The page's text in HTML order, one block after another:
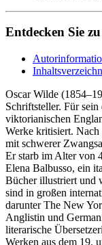
Entdecken Sie
Oscar Wilde
Schriftsteller. Für
viktorianischen
Werke kritisiert. Nach
mit schwerer
Er starb im Alter von
Elena Balbusso, ein
Bücher illustriert und
sind in großen
darunter The New
Anglistin und
literarische
Werken aus dem 19.